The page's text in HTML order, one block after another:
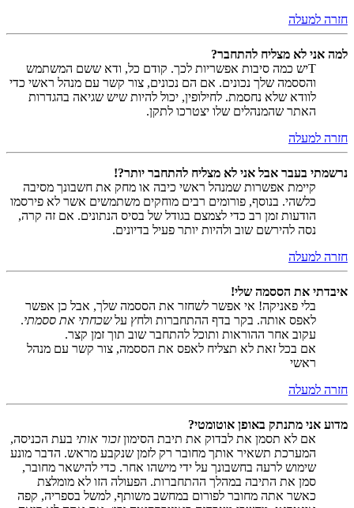
חזרה למעלה
למה אני לא מצליח להתחבר?
Tיש כמה סיבות אפשריות לכך. קודם כל, ודא ששם המשתמש
והססמה שלך נכונים. אם הם נכונים, צור קשר עם מנהל ראשי כדי
לוודא שלא נחסמת. לחילופין, יכול להיות שיש שגיאה בהגדרות
האתר שהמנהלים שלו יצטרכו לתקן.
חזרה למעלה
נרשמתי בעבר אבל אני לא מצליח להתחבר יותר?!
קיימת אפשרות שמנהל ראשי כיבה או מחק את חשבונך מסיבה
כלשהי. בנוסף, פורומים רבים מוחקים משתמשים אשר לא פירסמו
הודעות זמן רב כדי לצמצם בגודל של בסיס הנתונים. אם זה קרה,
נסה להירשם שוב ולהיות יותר פעיל בדיונים.
חזרה למעלה
איבדתי את הססמה שלי!
בלי פאניקה! אי אפשר לשחזר את הססמה שלך, אבל כן אפשר
לאפס אותה. בקר בדף ההתחברות ולחץ עלשכחתי את ססמתי.
עקוב אחר ההוראות ותוכל להתחבר שוב תוך זמן קצר.
אם בכל זאת לא תצליח לאפס את הססמה, צור קשר עם מנהל
ראשי
חזרה למעלה
מדוע אני מתנתק באופן אוטומטי?
אם לא תסמן את לבדוק את תיבת הסימוןזכור אותי בעת הכניסה,
המערכת תשאיר אותך מחובר רק לזמן שנקבע מראש. הדבר מונע
שימוש לרעה בחשבונך על ידי מישהו אחר. כדי להישאר מחובר,
סמן את התיבה במהלך ההתחברות. הפעולה הזו לא מומלצת
כאשר אתה מחובר לפורום במחשב משותף, למשל בספריה, קפה